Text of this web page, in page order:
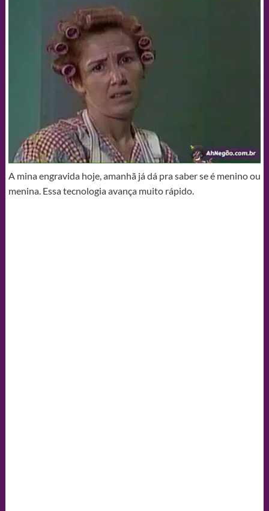
A mina engravida hoje, amanhã já dá pra saber se é menino ou
menina. Essa tecnologia avança muito rápido.